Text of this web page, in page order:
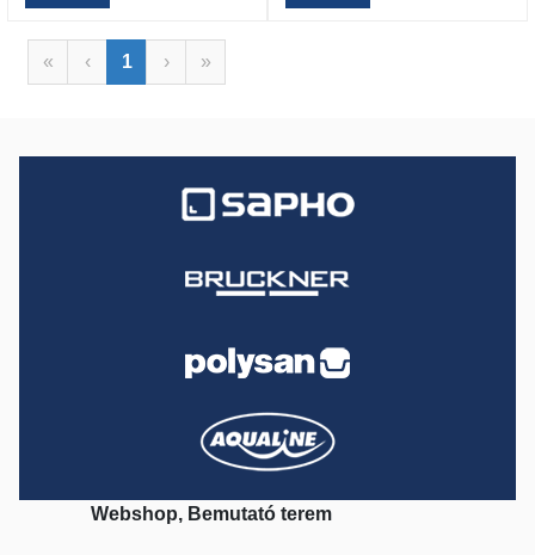
« ‹ 1 › »
Webshop, Bemutató terem